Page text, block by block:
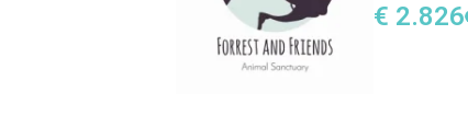
€ 2.826